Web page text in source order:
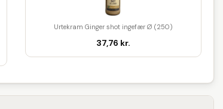
Urtekram Ginger shot ingefær Ø (250)
37,76 kr.